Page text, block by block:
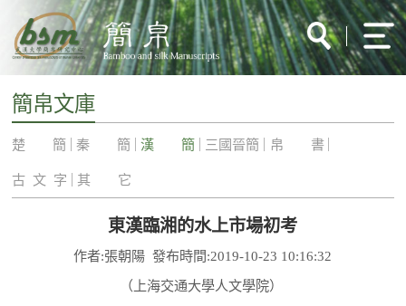
簡帛文庫
楚 簡 秦 簡 漢 簡 三國晉簡 帛 書
古 文 字 其 它
東漢臨湘的水上市場初考
作者:張朝陽 發布時間:2019-10-23 10:16:32
（上海交通大學人文學院）